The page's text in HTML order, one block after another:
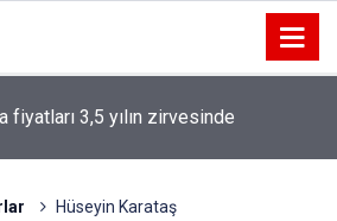
fiyatları 3,5 yılın zirvesinde
Hüseyin Karataş